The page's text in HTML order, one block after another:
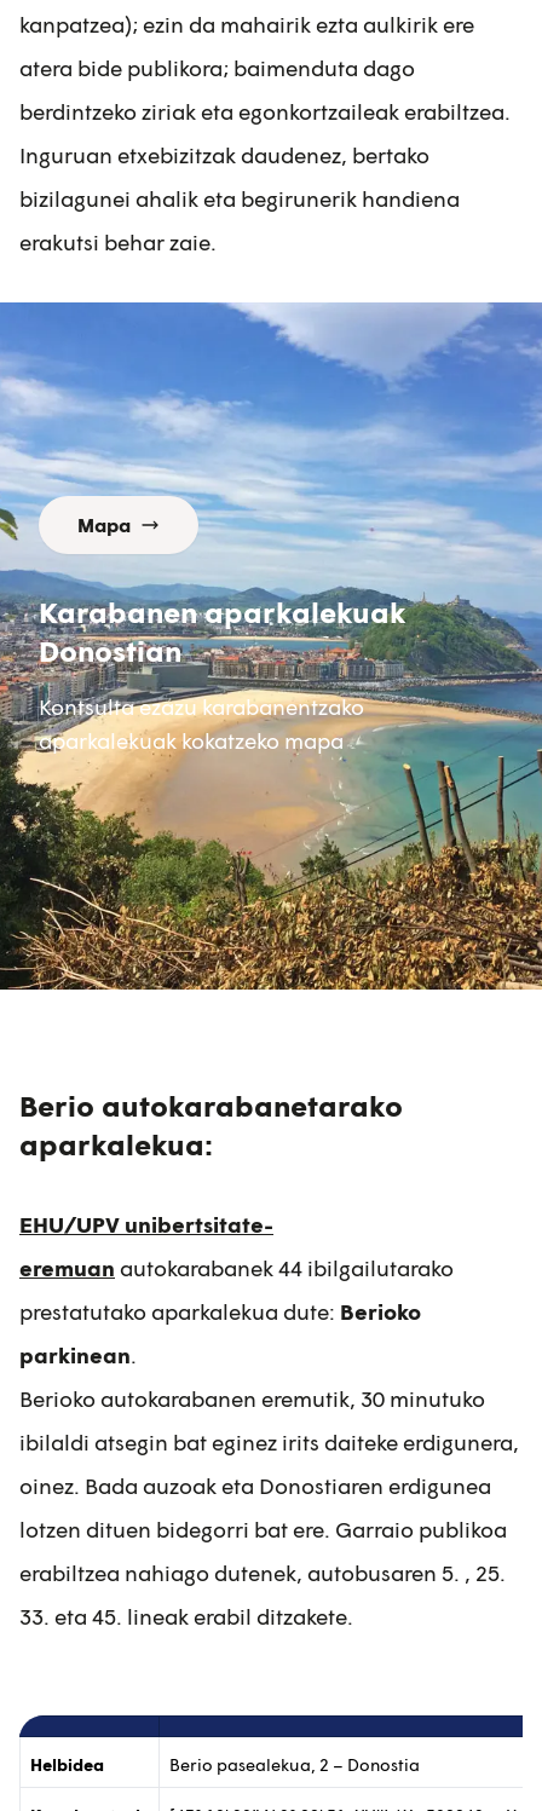
kanpatzea); ezin da mahairik ezta aulkirik ere
atera bide publikora; baimenduta dago
berdintzeko ziriak eta egonkortzaileak erabiltzea.
Inguruan etxebizitzak daudenez, bertako
bizilagunei ahalik eta begirunerik handiena
erakutsi behar zaie.
Mapa
Karabanen aparkalekuak
Donostian
Kontsulta ezazu karabanentzako
aparkalekuak kokatzeko mapa
Berio autokarabanetarako
aparkalekua:
EHU/UPV unibertsitate-
eremuan autokarabanek 44 ibilgailutarako
prestatutako aparkalekua dute: Berioko
parkinean.
Berioko autokarabanen eremutik, 30 minutuko
ibilaldi atsegin bat eginez irits daiteke erdigunera,
oinez. Bada auzoak eta Donostiaren erdigunea
lotzen dituen bidegorri bat ere. Garraio publikoa
erabiltzea nahiago dutenek, autobusaren 5. , 25.
33. eta 45. lineak erabil ditzakete.
Helbidea Berio pasealekua, 2 – Donostia